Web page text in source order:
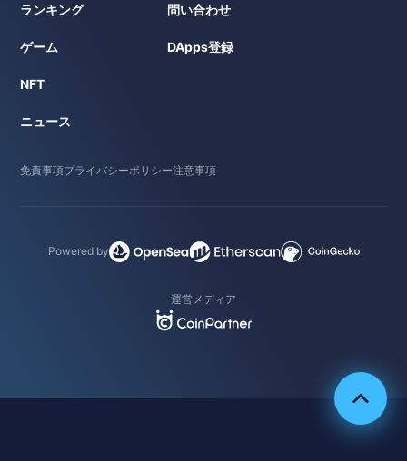
ランキング
ゲーム
NFT
ニュース
問い合わせ
DApps登録
免責事項プライバシーポリシー注意事項
Powered by
運営メディア